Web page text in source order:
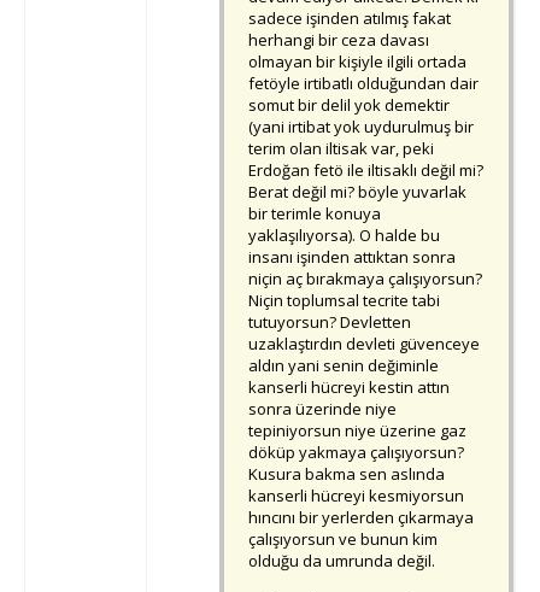
sadece işinden atılmış fakat
herhangi bir ceza davası
olmayan bir kişiyle ilgili ortada
fetöyle irtibatlı olduğundan dair
somut bir delil yok demektir
(yani irtibat yok uydurulmuş bir
terim olan iltisak var, peki
Erdoğan fetö ile iltisaklı değil mi?
Berat değil mi? böyle yuvarlak
bir terimle konuya
yaklaşılıyorsa). O halde bu
insanı işinden attıktan sonra
niçin aç bırakmaya çalışıyorsun?
Niçin toplumsal tecrite tabi
tutuyorsun? Devletten
uzaklaştırdın devleti güvenceye
aldın yani senin değiminle
kanserli hücreyi kestin attın
sonra üzerinde niye
tepiniyorsun niye üzerine gaz
döküp yakmaya çalışıyorsun?
Kusura bakma sen aslında
kanserli hücreyi kesmiyorsun
hıncını bir yerlerden çıkarmaya
çalışıyorsun ve bunun kim
olduğu da umrunda değil.